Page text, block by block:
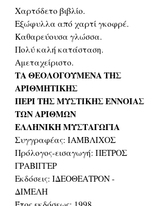
Χαρτόδετο βιβλίο.
Εξώφυλλα από χαρτί γκοφρέ.
Καθαρεύουσα γλώσσα.
Πολύ καλή κατάσταση.
Αμεταχείριστο.
ΤΑ ΘΕΟΛΟΓΟΥΜΕΝΑ ΤΗΣ
ΑΡΙΘΜΗΤΙΚΗΣ
ΠΕΡΙ ΤΗΣ ΜΥΣΤΙΚΗΣ ΕΝΝΟΙΑΣ
ΤΩΝ ΑΡΙΘΜΩΝ
ΕΛΛΗΝΙΚΗ ΜΥΣΤΑΓΩΓΙΑ
Συγγραφέας: ΙΑΜΒΛΙΧΟΣ
Πρόλογος-εισαγωγή: ΠΕΤΡΟΣ
ΓΡΑΒΙΓΓΕΡ
Εκδόσεις: ΙΔΕΟΘΕΑΤΡΟΝ -
ΔΙΜΕΛΗ